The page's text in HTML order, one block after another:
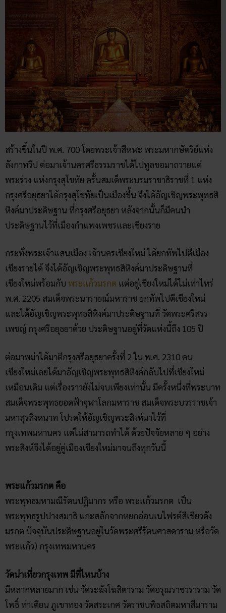
สร้างขึ้นในปี พ.ศ. 700 โดยพระเจ้าสีหฬะ พระมหากษัตริย์แห่ง
ลังกาทวีป ต่อมาเจ้านครศรีธรรมราชได้ไปทูลขอมาถวายแด่
พระร่วง แห่งกรุงสุโขทัย ครั้นสมเด็พระบรมราชาธิราชที่ 1 แห่ง
กรุงศรีอยุธยาได้กรุงสุโขทัยเป็นเมืองขึ้น จึงได้อัญเชิญพระพุทธสิ
หิงค์มาประดิษฐาน ที่กรุงศรีอยุธยา หลังจากนั้นก็มีคนนำ
ประดิษฐานไว้ที่เมืองกำแพงเพชรและเชียงราย
กระทั่งพระเจ้าแสนเมือง เจ้านครเชียงใหม่ ได้ยกทัพไปตีเมือง
เชียงรายได้ จึงได้อัญเชิญพระพุทธสิหิงค์มาประดิษฐานที่
เชียงใหม่พร้อมกับ พระแก้วมรกต แต่อยู่เชียงใหม่ได้ไม่เท่าไหร่
พ.ศ. 2205 สมเด็จพระนารายณ์มหาราช ยกทัพไปตีเชียงใหม่
และได้อัญเชิญพระพุทธสิหิงค์มาประดิษฐานที่ วัดพระศรีสรร
เพชญ์ กรุงศรีอยุธยาด้วย ประดิษฐานอยู่ที่วัดแห่งนี้ถึง 105 ปี
ต่อมาพม่าได้มาตีกรุงศรีอยุธยาครั้งที่ 2 ใน พ.ศ. 2310 คน
เชียงใหม่เลยได้มาอัญเชิญพระพุทธสิหิงค์กลับไปที่เชียงใหม่
เหมือนเดิม แต่เรื่องราวยังไม่จบเพียงเท่านั้น มีครั้งหนึ่งที่พระบาท
สมเด็จพระพุทธยอดฟ้าจุฬาโลกมหาราช สมเด็จพระบวรราชเจ้า
มหาสุรสิงหนาท โปรดให้อัญเชิญพระสิงห์มาไว้ที่
กรุงเทพมหานคร แต่ไม่สามารถทำได้ ด้วยปัจจัยหลาย ๆ อย่าง
พระสิงห์จึงได้อยู่คู่เมืองเชียงใหม่มาจนถึงทุกวันนี้
พระแก้วมรกต คือ
พระพุทธมหามณีรัตนปฏิมากร หรือ พระแก้วมรกต เป็น
พระพุทธรูปปางสมาธิ แกะสลักจากหยกอ่อนเนไฟรต์สีเขียวดัง
มรกต ปัจจุบันประดิษฐานอยู่ในวัดพระศรีรัตนศาสดาราม หรือวัด
พระแก้ว) กรุงเทพมหานคร
วัดน่าเที่ยวกรุงเทพ มีที่ไหนบ้าง
มีหลากหลายมาก เช่น วัดระฆังโฆสิตาราม วัดอรุณราชวราราม วัด
โพธิ์ ท่าเตียน ภูเขาทอง วัดสระเกศ วัดราชบพิธสถิตมหาสีมาราม